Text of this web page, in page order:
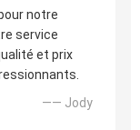
notre
service
et prix
—— Jody